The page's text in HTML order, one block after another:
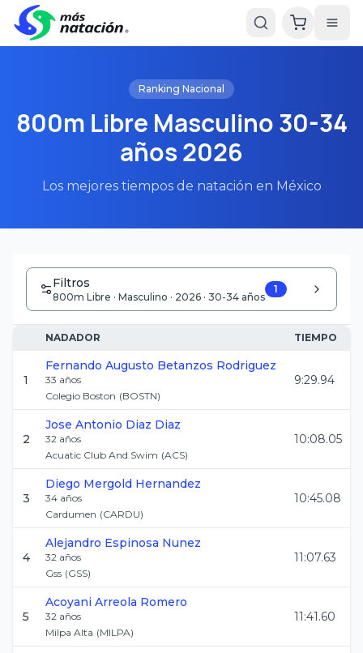
Ranking Nacional
800m Libre Masculino 30-34
años 2026
Los mejores tiempos de natación en México
Filtros
800m Libre · Masculino · 2026 · 30-34 años
1
NADADOR TIEMPO
1
Fernando Augusto Betanzos Rodriguez
33 años
Colegio Boston (BOSTN)
9:29.94
2
Jose Antonio Diaz Diaz
32 años
Acuatic Club And Swim (ACS)
10:08.05
3
Diego Mergold Hernandez
34 años
Cardumen (CARDU)
10:45.08
4
Alejandro Espinosa Nunez
32 años
Gss (GSS)
11:07.63
5
Acoyani Arreola Romero
32 años
Milpa Alta (MILPA)
11:41.60